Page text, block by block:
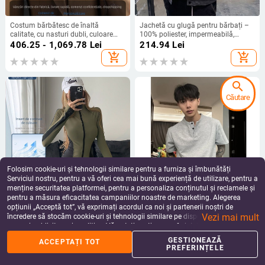
Costum bărbătesc de înaltă
calitate, cu nasturi dubli, culoare
maro, potrivit pentru nunți și
evenimente oficiale, vestimentație
business
406.25 - 1,069.78 Lei
add_shopping_cart
Jachetă cu glugă pentru bărbați –
100% poliester, impermeabilă,
fermoar, croială lejeră, pentru
214.94 Lei
add_shopping_cart
Geacă sport pentru yoga, croială
slim, guler înalt, fermoar, mâneci
lungi, model cu contrast (Toamnă,
75% nailon)
215.10Lei
add_shopping_cart
Tricou bărbați cu mâneci scurte,
fără guler, guler rotund, respirabil
din amestec bumbac-poliester, ușor
pentru vară
98.62Lei
add_shopping_cart
Folosim cookie-uri și tehnologii similare pentru a furniza și îmbunătăți
Serviciul nostru, pentru a vă oferi cea mai bună experiență de utilizare, pentru a
menține securitatea platformei, pentru a personaliza conținutul și reclamele și
pentru a măsura eficacitatea campaniilor noastre de marketing. Alegerea
opțiunii „Acceptă tot”, vă exprimați acordul ca noi și partenerii noștri de
încredere să stocăm cookie-uri și tehnologii similare pe dispozitivul dvs. în
scopuri publicitare și analitice. Vă puteți gestiona preferințele în orice moment
făcând clic pe „Gestionează preferințele”. Pentru mai multe informații, vă
rugăm să consultațiPolitica noastră de confidențialitate.
Vezi mai mult
ACCEPTAȚI TOT
GESTIONEAZĂ
PREFERINȚELE
search
Căutare